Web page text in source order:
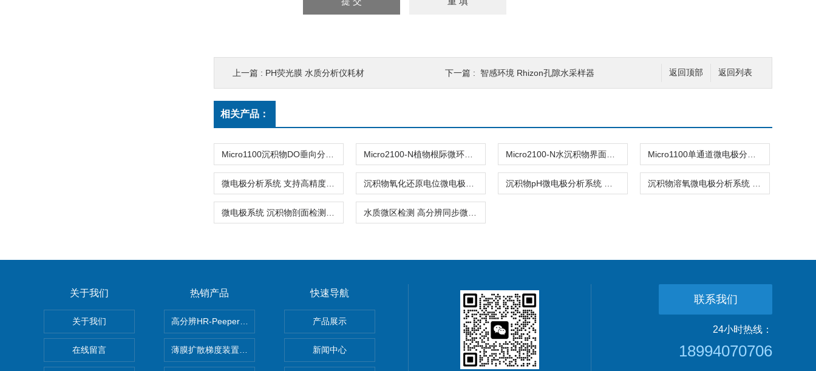
返回列表
返回顶部
上一篇 : PH荧光膜 水质分析仪耗材 下一篇 : 智感环境 Rhizon孔隙水采样器
相关产品：
关于我们
关于我们
在线留言
热销产品
高分辨HR-Peeper采样器孔隙水采集30+溶解态
薄膜扩散梯度装置 Agl DGT
快速导航
产品展示
新闻中心
联系我们
24小时热线：
18994070706